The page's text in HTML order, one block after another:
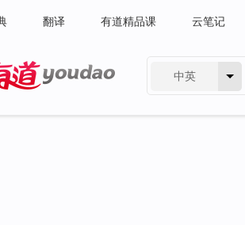
翻译 有道精品课 云笔记
中英